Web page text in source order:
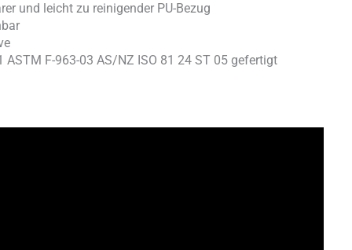
und leicht zu reinigender PU-Bezug
ASTM F-963-03 AS/NZ ISO 81 24 ST 05 gefertigt